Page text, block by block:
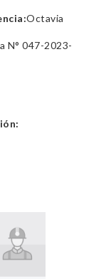
Octavia
N° 047-2023-